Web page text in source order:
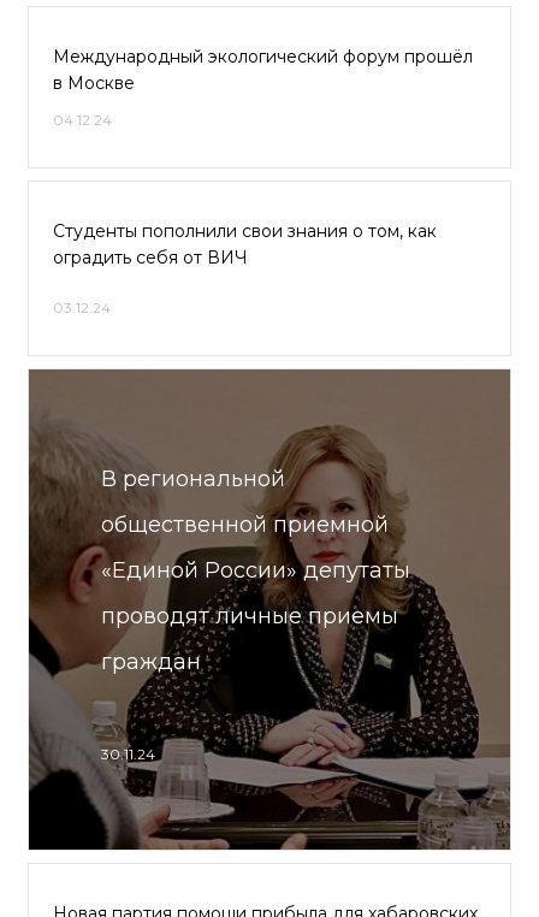
Международный экологический форум прошёл
в Москве
04.12.24
Студенты пополнили свои знания о том, как
оградить себя от ВИЧ
03.12.24
В региональной
общественной приемной
«Единой России» депутаты
проводят личные приемы
граждан
30.11.24